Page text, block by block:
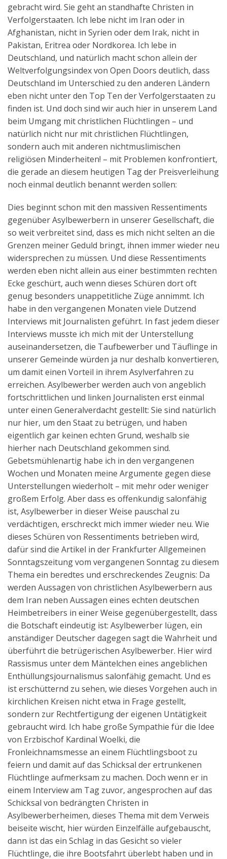
gebracht wird. Sie geht an standhafte Christen in
Verfolgerstaaten. Ich lebe nicht im Iran oder in
Afghanistan, nicht in Syrien oder dem Irak, nicht in
Pakistan, Eritrea oder Nordkorea. Ich lebe in
Deutschland, und natürlich macht schon allein der
Weltverfolgungsindex von Open Doors deutlich, dass
Deutschland im Unterschied zu den anderen Ländern
eben nicht unter den Top Ten der Verfolgerstaaten zu
finden ist. Und doch sind wir auch hier in unserem Land
beim Umgang mit christlichen Flüchtlingen – und
natürlich nicht nur mit christlichen Flüchtlingen,
sondern auch mit anderen nichtmuslimischen
religiösen Minderheiten! – mit Problemen konfrontiert,
die gerade an diesem heutigen Tag der Preisverleihung
noch einmal deutlich benannt werden sollen:
Dies beginnt schon mit den massiven Ressentiments
gegenüber Asylbewerbern in unserer Gesellschaft, die
so weit verbreitet sind, dass es mich nicht selten an die
Grenzen meiner Geduld bringt, ihnen immer wieder neu
widersprechen zu müssen. Und diese Ressentiments
werden eben nicht allein aus einer bestimmten rechten
Ecke geschürt, auch wenn dieses Schüren dort oft
genug besonders unappetitliche Züge annimmt. Ich
habe in den vergangenen Monaten viele Dutzend
Interviews mit Journalisten geführt. In fast jedem dieser
Interviews musste ich mich mit der Unterstellung
auseinandersetzen, die Taufbewerber und Täuflinge in
unserer Gemeinde würden ja nur deshalb konvertieren,
um damit einen Vorteil in ihrem Asylverfahren zu
erreichen. Asylbewerber werden auch von angeblich
fortschrittlichen und linken Journalisten erst einmal
unter einen Generalverdacht gestellt: Sie sind natürlich
nur hier, um den Staat zu betrügen, und haben
eigentlich gar keinen echten Grund, weshalb sie
hierher nach Deutschland gekommen sind.
Gebetsmühlenartig habe ich in den vergangenen
Wochen und Monaten meine Argumente gegen diese
Unterstellungen wiederholt – mit mehr oder weniger
großem Erfolg. Aber dass es offenkundig salonfähig
ist, Asylbewerber in dieser Weise pauschal zu
verdächtigen, erschreckt mich immer wieder neu. Wie
dieses Schüren von Ressentiments betrieben wird,
dafür sind die Artikel in der Frankfurter Allgemeinen
Sonntagszeitung vom vergangenen Sonntag zu diesem
Thema ein beredtes und erschreckendes Zeugnis: Da
werden Aussagen von christlichen Asylbewerbern aus
dem Iran neben Aussagen eines echten deutschen
Heimbetreibers in einer Weise gegenübergestellt, dass
die Botschaft eindeutig ist: Asylbewerber lügen, ein
anständiger Deutscher dagegen sagt die Wahrheit und
überführt die betrügerischen Asylbewerber. Hier wird
Rassismus unter dem Mäntelchen eines angeblichen
Enthüllungsjournalismus salonfähig gemacht. Und es
ist erschütternd zu sehen, wie dieses Vorgehen auch in
kirchlichen Kreisen nicht etwa in Frage gestellt,
sondern zur Rechtfertigung der eigenen Untätigkeit
gebraucht wird. Ich habe große Sympathie für die Idee
von Erzbischof Kardinal Woelki, die
Fronleichnamsmesse an einem Flüchtlingsboot zu
feiern und damit auf das Schicksal der ertrunkenen
Flüchtlinge aufmerksam zu machen. Doch wenn er in
einem Interview am Tag zuvor, angesprochen auf das
Schicksal von bedrängten Christen in
Asylbewerberheimen, dieses Thema mit dem Verweis
beiseite wischt, hier würden Einzelfälle aufgebauscht,
dann ist das ein Schlag in das Gesicht so vieler
Flüchtlinge, die ihre Bootsfahrt überlebt haben und in